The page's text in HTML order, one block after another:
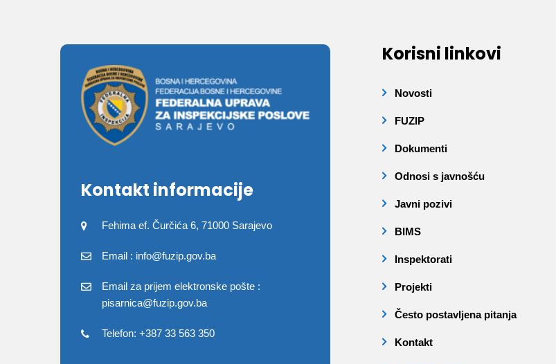
Kontakt informacije
Fehima ef. Čurčića 6, 71000 Sarajevo
Email : info@fuzip.gov.ba
Email za prijem elektronske pošte :
pisarnica@fuzip.gov.ba
Telefon: +387 33 563 350
Korisni linkovi
Novosti
FUZIP
Dokumenti
Odnosi s javnošću
Javni pozivi
BIMS
Inspektorati
Projekti
Često postavljena pitanja
Kontakt